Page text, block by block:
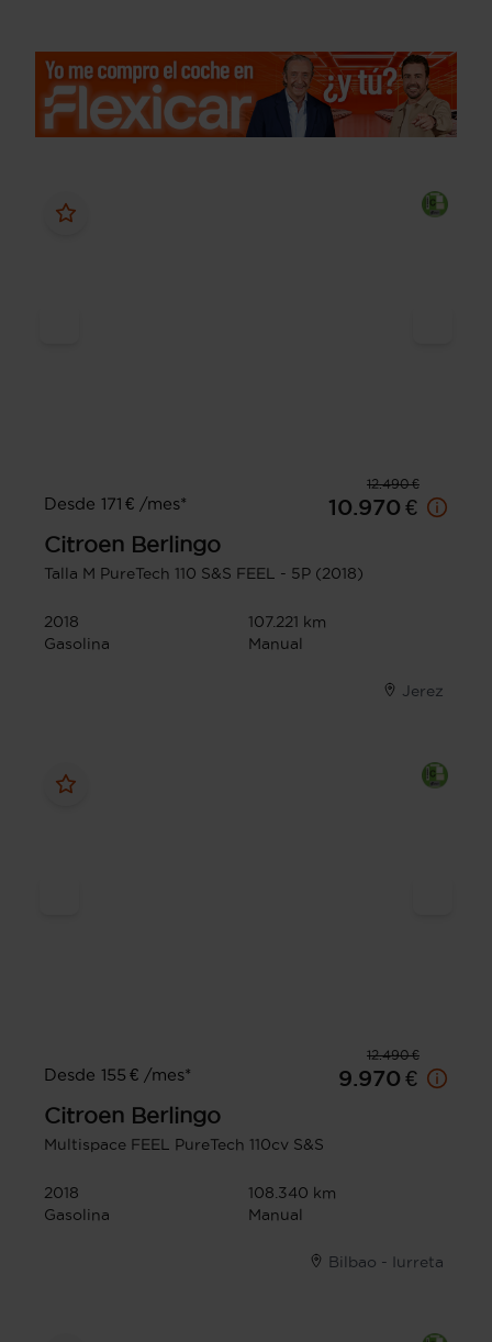
12.490 €
Desde 171 € /mes*
10.970 €
Citroen Berlingo
Talla M PureTech 110 S&S FEEL - 5P (2018)
2018
107.221 km
Gasolina
Manual
Jerez
12.490 €
Desde 155 € /mes*
9.970 €
Citroen Berlingo
Multispace FEEL PureTech 110cv S&S
2018
108.340 km
Gasolina
Manual
Bilbao - Iurreta